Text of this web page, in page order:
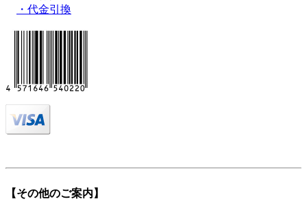
・代金引換
【その他のご案内】